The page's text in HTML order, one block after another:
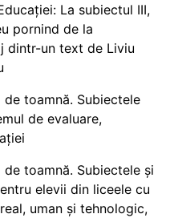
La subiectul III,
pornind de la
dintr-un text de Liviu
de toamnă. Subiectele
de evaluare,
toamnă. Subiectele și
elevii din liceele cu
uman și tehnologic,